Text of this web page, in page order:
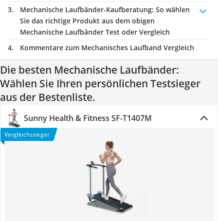
Mechanische Laufbänder-Kaufberatung: So wählen
Sie das richtige Produkt aus dem obigen
Mechanische Laufbänder Test oder Vergleich
Kommentare zum Mechanisches Laufband Vergleich
Die besten Mechanische Laufbänder:
Wählen Sie Ihren persönlichen Testsieger
aus der Bestenliste.
Sunny Health & Fitness ‎SF-T1407M
Vergleichssieger